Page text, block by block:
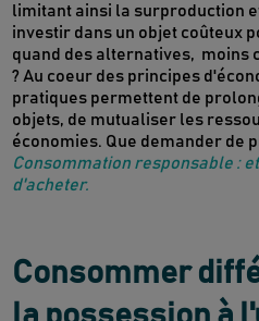
limitant ainsi la surproduction
investir dans un objet coûteux
quand des alternatives, moins
? Au coeur des principes
pratiques permettent de
objets, de mutualiser les
économies. Que demander de
Consommation responsable :
d'acheter.
Consommer